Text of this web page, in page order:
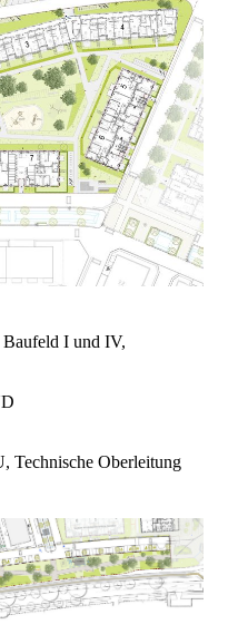
Baufeld I und IV,
Technische Oberleitung